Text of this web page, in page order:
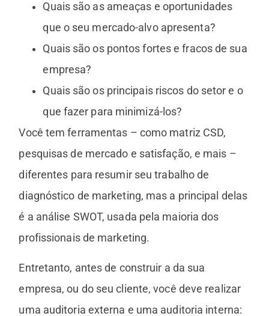
Quais são as ameaças e oportunidades
que o seu mercado-alvo apresenta?
Quais são os pontos fortes e fracos de sua
empresa?
Quais são os principais riscos do setor e o
que fazer para minimizá-los?
Você tem ferramentas – como matriz CSD,
pesquisas de mercado e satisfação, e mais –
diferentes para resumir seu trabalho de
diagnóstico de marketing, mas a principal delas
é a análise SWOT, usada pela maioria dos
profissionais de marketing.
Entretanto, antes de construir a da sua
empresa, ou do seu cliente, você deve realizar
uma auditoria externa e uma auditoria interna: